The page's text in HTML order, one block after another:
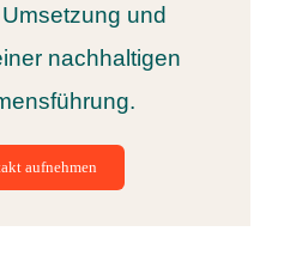
und
nachhaltigen
aufnehmen